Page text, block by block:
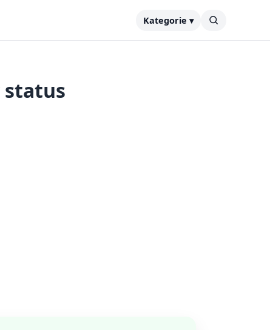
Kategorie ▾
status